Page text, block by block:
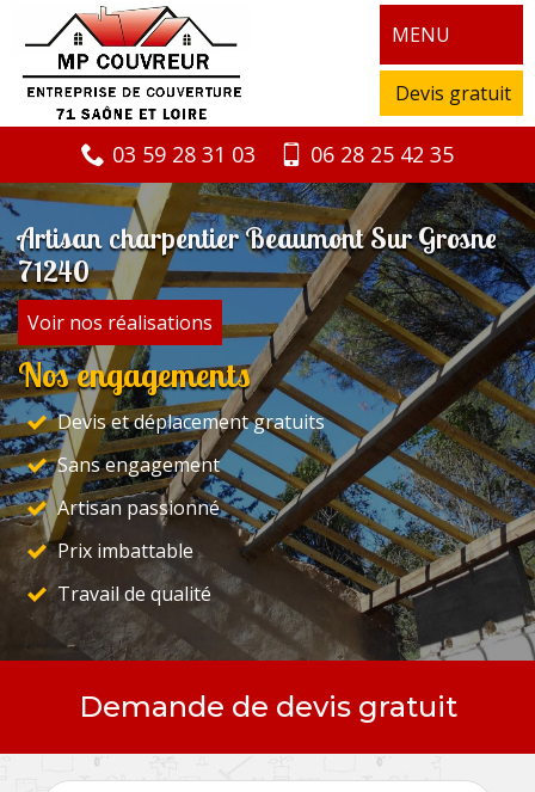
MENU
Devis gratuit
03 59 28 31 03 06 28 25 42 35
Artisan charpentier Beaumont Sur Grosne
71240
Voir nos réalisations
Nos engagements
Devis et déplacement gratuits
Sans engagement
Artisan passionné
Prix imbattable
Travail de qualité
Demande de devis gratuit